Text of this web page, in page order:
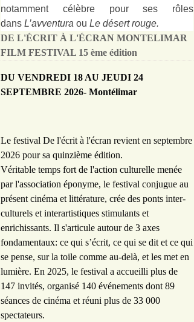
notamment célèbre pour ses rôles
dans L’avventura ou Le désert rouge.
DE L'ÉCRIT À L'ÉCRAN MONTELIMAR
FILM FESTIVAL 15 ème édition
DU VENDREDI 18 AU JEUDI 24
SEPTEMBRE 2026- Montélimar
Le festival De l'écrit à l'écran revient en septembre
2026 pour sa quinzième édition.
Véritable temps fort de l'action culturelle menée
par l'association éponyme, le festival conjugue au
présent cinéma et littérature, crée des ponts inter-
culturels et interartistiques stimulants et
enrichissants. Il s'articule autour de 3 axes
fondamentaux: ce qui s’écrit, ce qui se dit et ce qui
se pense, sur la toile comme au-delà, et les met en
lumière. En 2025, le festival a accueilli plus de
147 invités, organisé 140 événements dont 89
séances de cinéma et réuni plus de 33 000
spectateurs.